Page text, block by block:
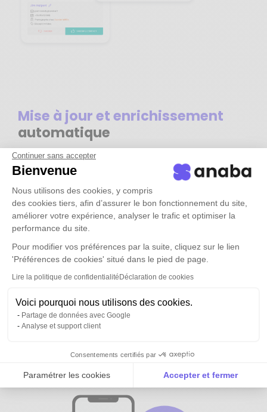
Continuer sans accepter
Bienvenue
Nous utilisons des cookies, y compris
des cookies tiers, afin d’assurer le bon fonctionnement du site,
améliorer votre expérience, analyser le trafic et optimiser la
performance du site.
Pour modifier vos préférences par la suite, cliquez sur le lien
'Préférences de cookies' situé dans le pied de page.
Lire la politique de confidentialitéDéclaration de cookies
Voici pourquoi nous utilisons des cookies.
Partage de données avec Google
Analyse et support client
Consentements certifiés par
Paramétrer les cookies Accepter et fermer
Axeptio consent
Plateforme de Gestion du Consentement :
Mise à jour et enrichissement
automatique
équipesdisponibles partout